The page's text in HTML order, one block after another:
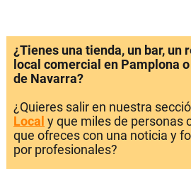
¿Tienes una tienda, un bar, un
local comercial en Pamplona
de Navarra?
¿Quieres salir en nuestra
Local y que miles de personas
que ofreces con una noticia y
por profesionales?